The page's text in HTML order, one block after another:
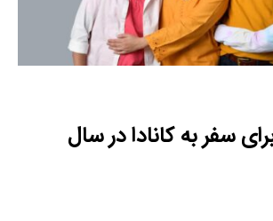
سفر به کانادا در سال